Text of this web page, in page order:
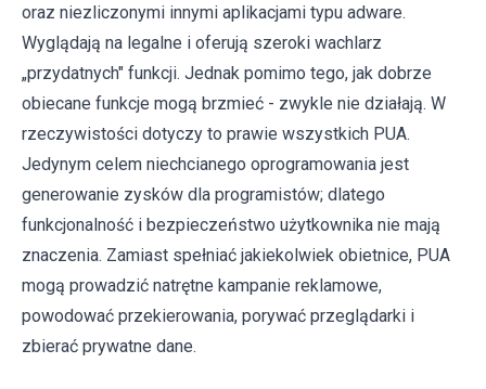
oraz niezliczonymi innymi aplikacjami typu adware.
Wyglądają na legalne i oferują szeroki wachlarz
„przydatnych" funkcji. Jednak pomimo tego, jak dobrze
obiecane funkcje mogą brzmieć - zwykle nie działają. W
rzeczywistości dotyczy to prawie wszystkich PUA.
Jedynym celem niechcianego oprogramowania jest
generowanie zysków dla programistów; dlatego
funkcjonalność i bezpieczeństwo użytkownika nie mają
znaczenia. Zamiast spełniać jakiekolwiek obietnice, PUA
mogą prowadzić natrętne kampanie reklamowe,
powodować przekierowania, porywać przeglądarki i
zbierać prywatne dane.